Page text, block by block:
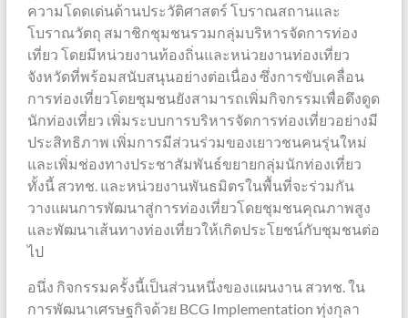
ความโดดเด่นด้านประวัติศาสตร์ โบราณสถานและ
โบราณวัตถุ สมาชิกชุมชนรวมกลุ่มบริหารจัดการท่อง
เที่ยว โดยมีหน่วยงานท้องถิ่นและหน่วยงานท่องเที่ยว
จังหวัดที่พร้อมสนับสนุนอย่างต่อเนื่อง ซึ่งการขับเคลื่อน
การท่องเที่ยวโดยชุมชนยังสามารถเพิ่มกิจกรรมเพื่อดึงดูด
นักท่องเที่ยว เพิ่มระบบการบริหารจัดการท่องเที่ยวอย่างมี
ประสิทธิภาพ เพิ่มการมีส่วนร่วมของเยาวชนคนรุ่นใหม่
และเพิ่มช่องทางประชาสัมพันธ์ขยายกลุ่มนักท่องเที่ยว
ทั้งนี้ สวทช. และหน่วยงานพันธมิตรในพื้นที่จะร่วมกัน
วางแผนการพัฒนาสู่การท่องเที่ยวโดยชุมชนคุณภาพสูง
และพัฒนาเส้นทางท่องเที่ยวให้เกิดประโยชน์กับชุมชนต่อ
ไป
อนึ่ง กิจกรรมครั้งนี้เป็นส่วนหนึ่งของแผนงาน สวทช. ใน
การพัฒนาเศรษฐกิจด้วย BCG Implementation ทุ่งกุลา